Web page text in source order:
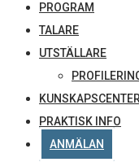
PROGRAM
TALARE
UTSTÄLLARE
KUNSKAPSCENTER
PRAKTISK INFO
ANMÄLAN